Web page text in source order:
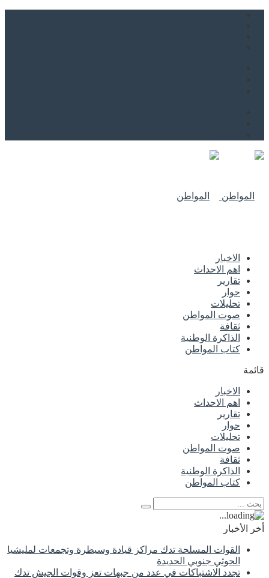
الاخبار
اهم الاحداث
تقارير
حوار
تحليلات
صوت المواطن
ثقافة
الذاكرة الوطنية
كتاب المواطن
قائمة
الاخبار
اهم الاحداث
تقارير
حوار
تحليلات
صوت المواطن
ثقافة
الذاكرة الوطنية
كتاب المواطن
أخر الأخبار
القوات المسلحة تدك مراكز قيادة وسيطرة وتجمعات لمليشيا
الحوثي جنوبي الحديدة
تجدد الاشتباكات في عدد من جبهات تعز وقوات الجيش تدك